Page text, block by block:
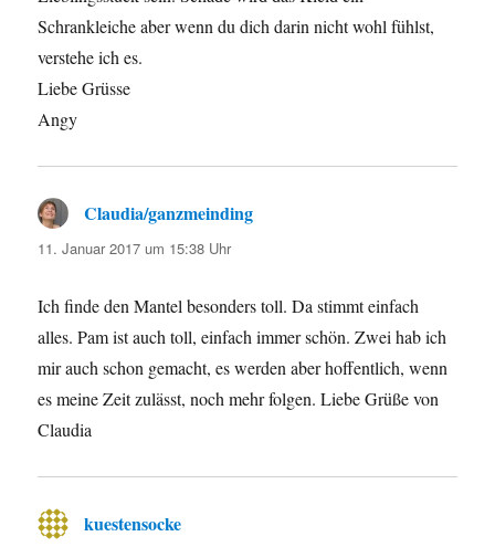
Schrankleiche aber wenn du dich darin nicht wohl fühlst,
verstehe ich es.
Liebe Grüsse
Angy
Claudia/ganzmeinding
11. Januar 2017 um 15:38 Uhr
Ich finde den Mantel besonders toll. Da stimmt einfach
alles. Pam ist auch toll, einfach immer schön. Zwei hab ich
mir auch schon gemacht, es werden aber hoffentlich, wenn
es meine Zeit zulässt, noch mehr folgen. Liebe Grüße von
Claudia
kuestensocke